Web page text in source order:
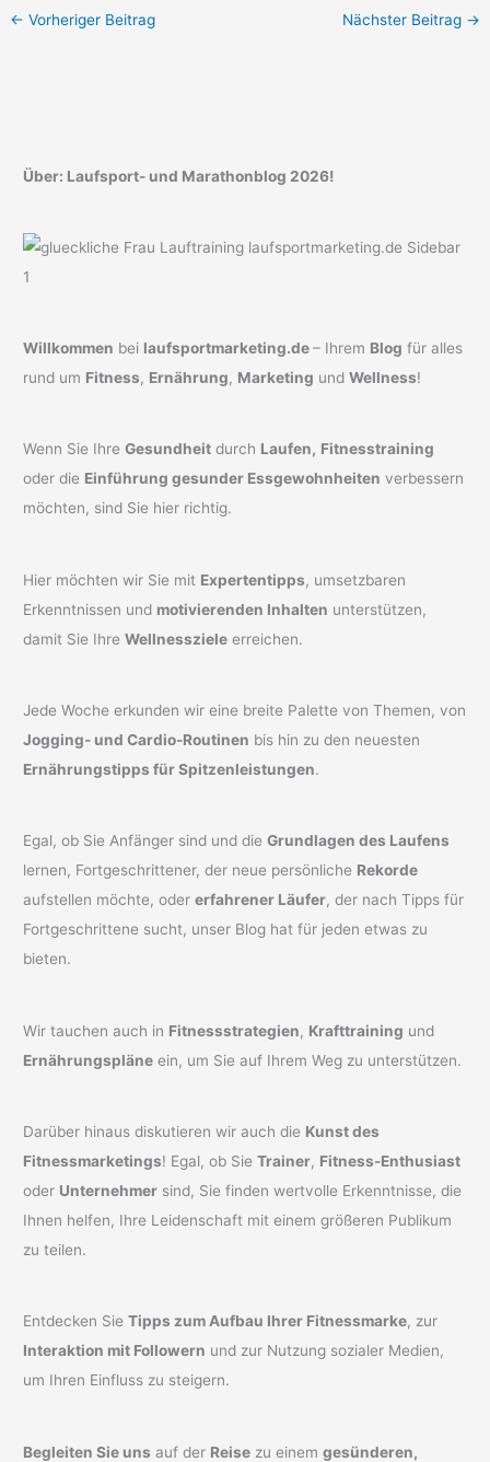
← Vorheriger Beitrag Nächster Beitrag →
Über: Laufsport- und Marathonblog 2026!
Willkommen bei laufsportmarketing.de– Ihrem Blog für alles
rund um Fitness, Ernährung, Marketing undWellness!
Wenn Sie IhreGesundheit durch Laufen, Fitnesstraining
oder die Einführung gesunder Essgewohnheiten verbessern
möchten, sind Sie hier richtig.
Hier möchten wir Sie mit Expertentipps, umsetzbaren
Erkenntnissen und motivierenden Inhalten unterstützen,
damit Sie IhreWellnessziele erreichen.
Jede Woche erkunden wir eine breite Palette von Themen, von
Jogging- und Cardio-Routinen bis hin zu den neuesten
Ernährungstipps für Spitzenleistungen.
Egal, ob Sie Anfänger sind und dieGrundlagen des Laufens
lernen, Fortgeschrittener, der neue persönliche Rekorde
aufstellen möchte, odererfahrener Läufer, der nach Tipps für
Fortgeschrittene sucht, unser Blog hat für jeden etwas zu
bieten.
Wir tauchen auch in Fitnessstrategien, Krafttraining und
Ernährungspläne ein, um Sie auf Ihrem Weg zu unterstützen.
Darüber hinaus diskutieren wir auch die Kunst des
Fitnessmarketings! Egal, ob SieTrainer, Fitness-Enthusiast
oder Unternehmer sind, Sie finden wertvolle Erkenntnisse, die
Ihnen helfen, Ihre Leidenschaft mit einem größeren Publikum
zu teilen.
Entdecken SieTipps zum Aufbau Ihrer Fitnessmarke, zur
Interaktion mit Followern und zur Nutzung sozialer Medien,
um Ihren Einfluss zu steigern.
Begleiten Sie uns auf der Reise zu einemgesünderen,